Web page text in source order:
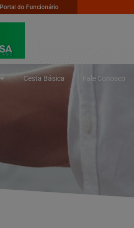
Portal do Funcionário
Cesta Básica Fale Conosco